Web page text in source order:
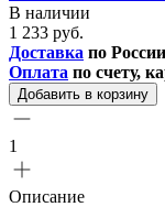
В наличии
1 233 руб.
Доставка по
Оплата по счету,
Добавить в корзину
1
Описание